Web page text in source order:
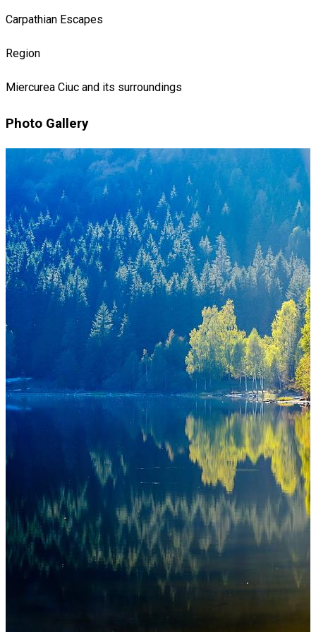
Carpathian Escapes
Region
Miercurea Ciuc and its surroundings
Photo Gallery